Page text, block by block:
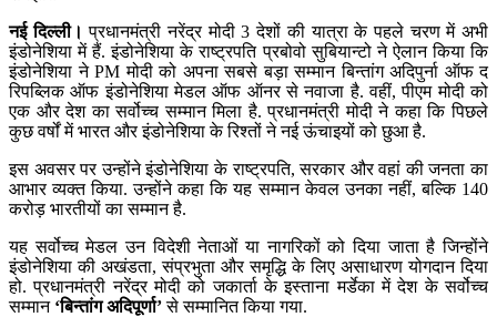
नई दिल्ली।प्रधानमंत्री नरेंद्र मोदी 3 देशों की यात्रा के पहले चरण में अभी
इंडोनेशिया में हैं. इंडोनेशिया के राष्ट्रपति प्रबोवो सुबियान्टो ने ऐलान किया कि
इंडोनेशिया ने PM मोदी को अपना सबसे बड़ा सम्मान बिन्तांग अदिपुर्ना ऑफ द
रिपब्लिक ऑफ इंडोनेशिया मेडल ऑफ ऑनर से नवाजा है. वहीं, पीएम मोदी को
एक और देश का सर्वोच्च सम्मान मिला है. प्रधानमंत्री मोदी ने कहा कि पिछले
कुछ वर्षों में भारत और इंडोनेशिया के रिश्तों ने नई ऊंचाइयों को छुआ है.
इस अवसर पर उन्होंने इंडोनेशिया के राष्ट्रपति, सरकार और वहां की जनता का
आभार व्यक्त किया. उन्होंने कहा कि यह सम्मान केवल उनका नहीं, बल्कि 140
करोड़ भारतीयों का सम्मान है.
यह सर्वोच्च मेडल उन विदेशी नेताओं या नागरिकों को दिया जाता है जिन्होंने
इंडोनेशिया की अखंडता, संप्रभुता और समृद्धि के लिए असाधारण योगदान दिया
हो. प्रधानमंत्री नरेंद्र मोदी को जकार्ता के इस्ताना मर्डेका में देश के सर्वोच्च
सम्मान ‘बिन्तांग अदिपूर्णा’से सम्मानित किया गया.